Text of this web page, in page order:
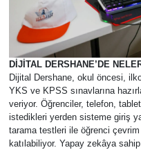
DİJİTAL DERSHANE’DE
Dijital Dershane, okul öncesi,
YKS ve KPSS sınavlarına
veriyor. Öğrenciler, telefon,
istedikleri yerden sisteme giriş
tarama testleri ile öğrenci
katılabiliyor. Yapay zekâya